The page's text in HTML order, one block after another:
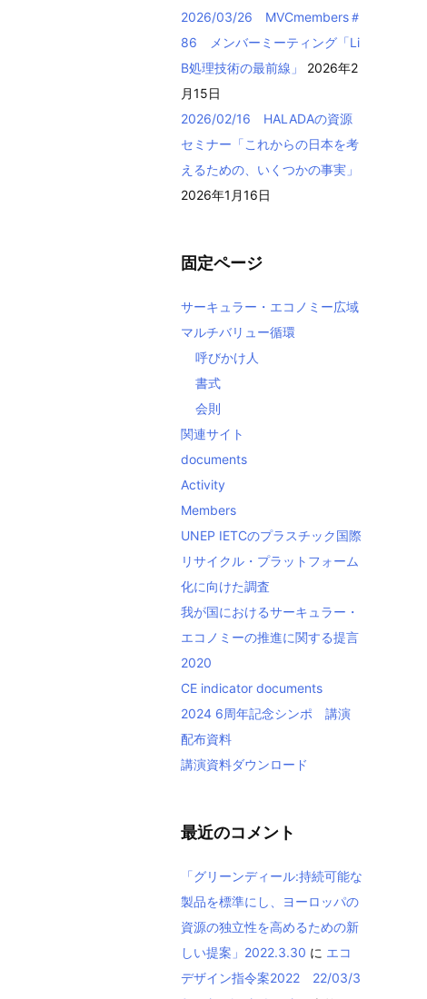
2026/03/26 MVCmembers＃
86 メンバーミーティング「Li
B処理技術の最前線」
2026年2
月15日
2026/02/16 HALADAの資源
セミナー「これからの日本を考
えるための、いくつかの事実」
2026年1月16日
固定ページ
サーキュラー・エコノミー広域
マルチバリュー循環
呼びかけ人
書式
会則
関連サイト
documents
Activity
Members
UNEP IETCのプラスチック国際
リサイクル・プラットフォーム
化に向けた調査
我が国におけるサーキュラー・
エコノミーの推進に関する提言
2020
CE indicator documents
2024 6周年記念シンポ 講演
配布資料
講演資料ダウンロード
最近のコメント
「グリーンディール:持続可能な
製品を標準にし、ヨーロッパの
資源の独立性を高めるための新
しい提案」2022.3.30 に エコ
デザイン指令案2022 22/03/3